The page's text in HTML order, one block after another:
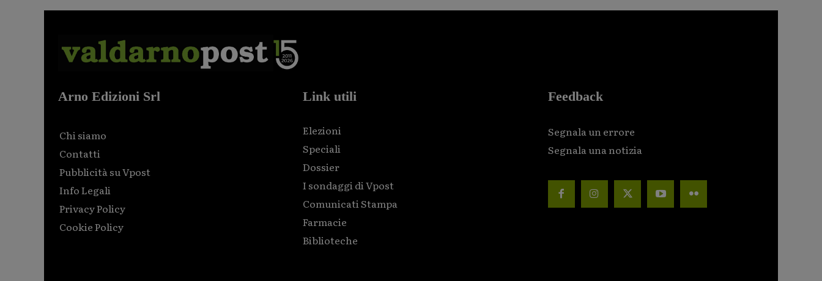
Arno Edizioni Srl
Chi siamo
Contatti
Pubblicità su Vpost
Info Legali
Privacy Policy
Cookie Policy
Link utili
Elezioni
Speciali
Dossier
I sondaggi di Vpost
Comunicati Stampa
Farmacie
Biblioteche
Feedback
Segnala un errore
Segnala una notizia